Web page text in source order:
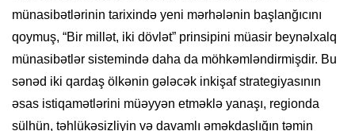
münasibətlərinin tarixində yeni mərhələnin başlanğıcını
qoymuş, “Bir millət, iki dövlət” prinsipini müasir beynəlxalq
münasibətlər sistemində daha da möhkəmləndirmişdir. Bu
sənəd iki qardaş ölkənin gələcək inkişaf strategiyasının
əsas istiqamətlərini müəyyən etməklə yanaşı, regionda
sülhün, təhlükəsizliyin və davamlı əməkdaşlığın təmin